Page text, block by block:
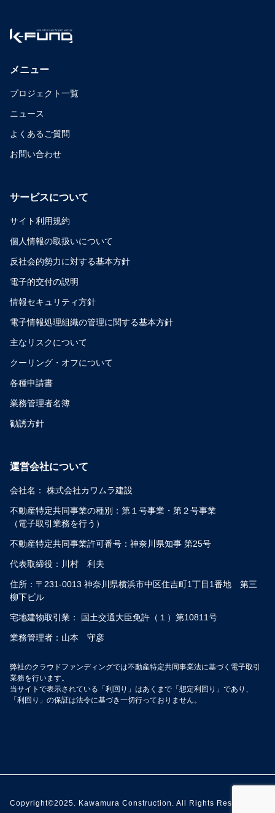
メニュー
プロジェクト一覧
ニュース
よくあるご質問
お問い合わせ
サービスについて
サイト利用規約
個人情報の取扱いについて
反社会的勢力に対する基本方針
電子的交付の説明
情報セキュリティ方針
電子情報処理組織の管理に関する基本方針
主なリスクについて
クーリング・オフについて
各種申請書
業務管理者名簿
勧誘方針
運営会社について
会社名： 株式会社カワムラ建設
不動産特定共同事業の種別： 第１号事業・第２号事業
（電子取引業務を行う）
不動産特定共同事業許可番号：神奈川県知事 第25号
代表取締役：川村 利夫
住所：〒231-0013 神奈川県横浜市中区住吉町1丁目1番地 第三
柳下ビル
宅地建物取引業： 国土交通大臣免許（１）第10811号
業務管理者：山本 守彦
弊社のクラウドファンディングでは不動産特定共同事業法に基づく電子取引
業務を行います。
当サイトで表示されている「利回り」はあくまで「想定利回り」であり、
「利回り」の保証は法令に基づき一切行っておりません。
Copyright©2025. Kawamura Construction. All Rights Reserved.